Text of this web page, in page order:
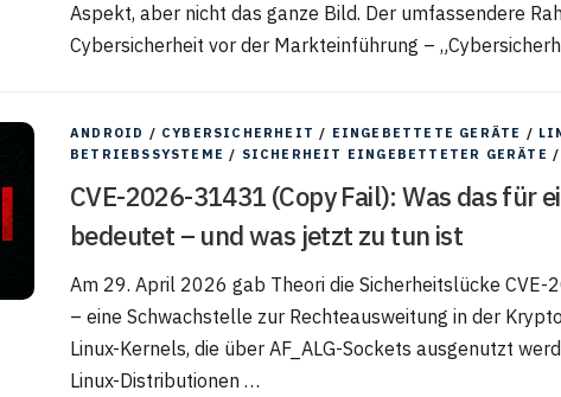
Aspekt, aber nicht das ganze Bild. Der umfassendere
Cybersicherheit vor der Markteinführung –
ANDROID / CYBERSICHERHEIT / EINGEBETTETE GERÄTE /
BETRIEBSSYSTEME / SICHERHEIT EINGEBETTETER GERÄTE /
CVE-2026-31431 (Copy Fail): Was das für
bedeutet – und was jetzt zu tun ist
Am 29. April 2026 gab Theori die Sicherheitslücke
– eine Schwachstelle zur Rechteausweitung in der
Linux-Kernels, die über AF_ALG-Sockets ausgenutzt
Linux-Distributionen …